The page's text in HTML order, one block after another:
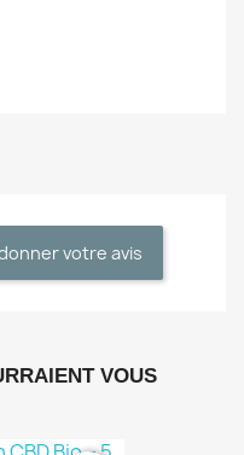
votre avis
VOUS